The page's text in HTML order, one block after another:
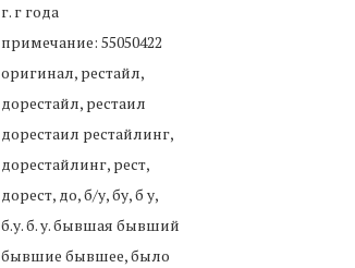
г. г года
примечание: 55050422
оригинал, рестайл,
дорестайл, рестаил
дорестаил рестайлинг,
дорестайлинг, рест,
дорест, до, б/у, бу, б у,
б.у. б. у. бывшая бывший
бывшие бывшее, было